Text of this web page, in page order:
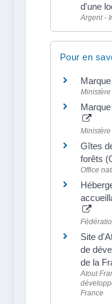
d'une
Argent -
Pour en
Gîtes
forêts
Office
Site
de
de la
Atout
France